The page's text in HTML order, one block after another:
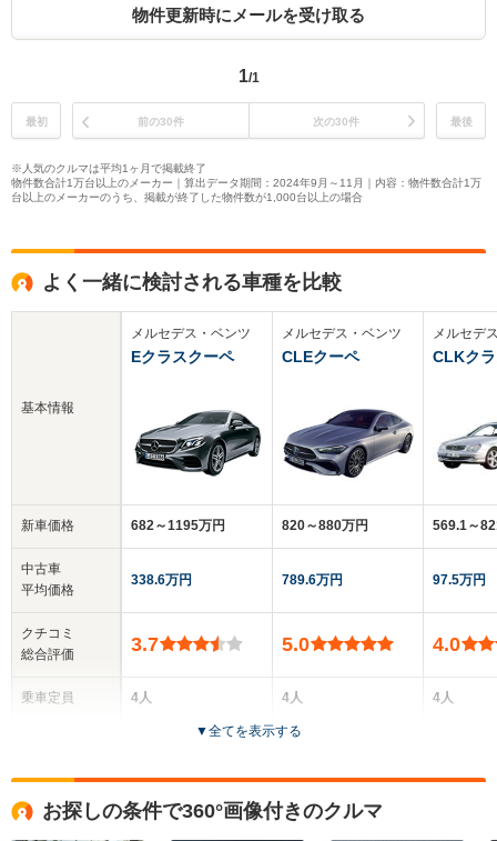
物件更新時にメールを受け取る
1/1
最初 前の30件 次の30件 最後
※人気のクルマは平均1ヶ月で掲載終了
物件数合計1万台以上のメーカー｜算出データ期間：2024年9月～11月｜内容：物件数合計1万
台以上のメーカーのうち、掲載が終了した物件数が1,000台以上の場合
よく一緒に検討される車種を比較
基本情報
新車価格
中古車
平均価格
クチコミ
総合評価
乗車定員
メルセデス・ベンツ
Eクラスクーペ
682～1195万円
338.6万円
3.7
4人
1.43m
メルセデス・ベンツ
CLEクーペ
820～880万円
789.6万円
5.0
4人
2ドア
全高
1.42m
メルセデ
CLKク
569.1～
97.5万円
4.0
4人
▼全てを表示する
お探しの条件で360°画像付きのクルマ